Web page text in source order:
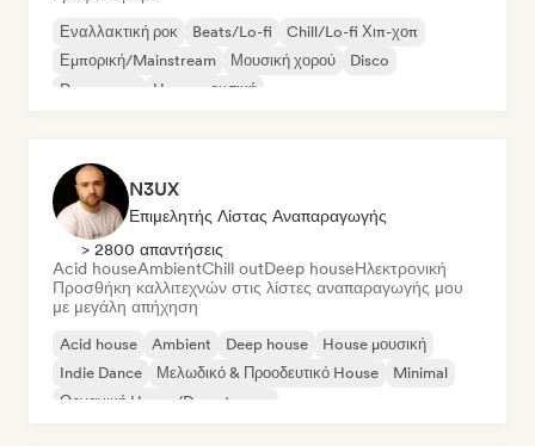
Εναλλακτική ροκ Beats/Lo-fi
Chill/Lo-fi Χιπ-χοπ
Εμπορική/Mainstream
Μουσική χορού
Disco
Dream pop
House μουσική
N3UX
Επιμελητής Λίστας Αναπαραγωγής
> 2800 απαντήσεις
Acid houseAmbientChill outDeep houseΗλεκτρονική
Προσθήκη καλλιτεχνών στις λίστες αναπαραγωγής μου
με μεγάλη απήχηση
Acid house Ambient Deep house
House μουσική
Indie Dance
Μελωδικό & Προοδευτικό House
Minimal
Οργανική House/Downtempo